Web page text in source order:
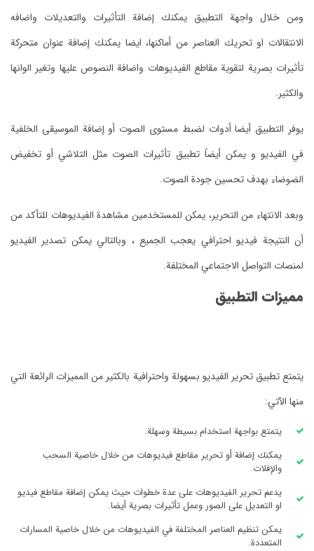
ومن خلال واجهة التطبيق يمكنك إضافة التأثيرات والتعديلات واضافه
الانتقالات او تحريك العناصر من أماكنها، ايضا يمكنك إضافة عنوان متحركة
تأثيرات بصرية لتقوية مقاطع الفيديوهات واضافة النصوص عليها وتغير الوانها
والكثير.
يوفر التطبيق أيضا أدوات لضبط مستوى الصوت أو إضافة الموسيقى الخلفية
في الفيديو و يمكن أيضاً تطبيق تأثيرات الصوت مثل التلاشي أو تخفيض
الضوضاء بهدف تحسين جودة الصوت.
وبعد الانتهاء من التحرير، يمكن للمستخدمين مشاهدة الفيديوهات للتأكد من
أن النتيجة فيديو احترافي يعجب الجميع ، وبالتالي يمكن تصدير الفيديو
لمنصات التواصل الاجتماعي المختلفة.
مميزات التطبيق
يتمتع تطبيق تحرير الفيديو بسهولة واحترافية بالكثير من المميزات الرائعة التي
منها الآتي:
يتمتع بواجهة استخدام بسيطة وسهلة.
يمكنك إضافة أو تحرير مقاطع فيديوهات من خلال خاصية السحب
والإفلات.
يدعم تحرير الفيديوهات على عدة خطوات حيث يمكن إضافة مقاطع فيديو
او التعديل على الصور وعمل تأثيرات بصرية أيضا.
يمكن تنظيم العناصر المختلفة في الفيديوهات من خلال خاصية المسارات
المتعددة.